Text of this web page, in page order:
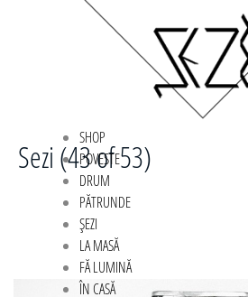
SHOP
POVESTE
DRUM
PĂTRUNDE
ȘEZI
LA MASĂ
FĂ LUMINĂ
ÎN CASĂ
Sezi (43 of 53)